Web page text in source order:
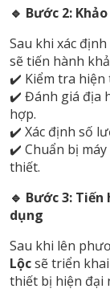
🔹 Bước 2:
Sau khi xác
sẽ tiến hành
✔️ Kiểm tra hiện
✔️ Đánh giá địa
hợp.
✔️ Xác định số
✔️ Chuẩn bị máy
thiết.
🔹 Bước 3:
dụng
Sau khi lên
Lộcsẽ triển
thiết bị hiện đại